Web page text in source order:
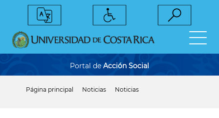
Portal de Acción Social
Página principal Noticias Noticias